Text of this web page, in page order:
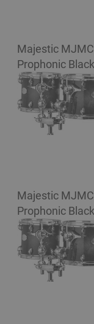
Majestic
Prophonic
Majestic
Prophonic